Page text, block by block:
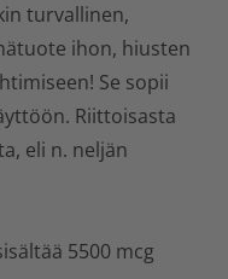
turvallinen,
ihon, hiusten
Se sopii
Riittoisasta
eli n. neljän
5500 mcg